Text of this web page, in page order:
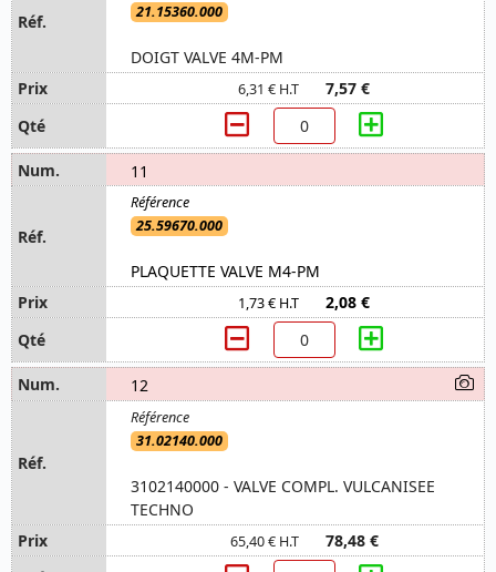
21.15360.000
DOIGT VALVE 4M-PM
6,31 € H.T 7,57 €
11
25.59670.000
PLAQUETTE VALVE M4-PM
1,73 € H.T 2,08 €
12
31.02140.000
3102140000 - VALVE COMPL. VULCANISEE
TECHNO
65,40 € H.T 78,48 €